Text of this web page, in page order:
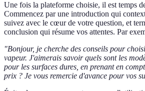
Une fois la plateforme choisie, il est temps
Commencez par une introduction qui
suivez avec le cœur de votre question, et
conclusion qui résume vos attentes. Par
"Bonjour, je cherche des conseils pour
vapeur. J'aimerais savoir quels sont les
pour les surfaces dures, en prenant en
prix ? Je vous remercie d'avance pour vos